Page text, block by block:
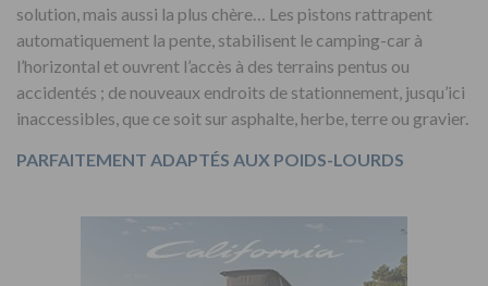
solution, mais aussi la plus chère… Les pistons rattrapent
automatiquement la pente, stabilisent le camping-car à
l’horizontal et ouvrent l’accès à des terrains pentus ou
accidentés ; de nouveaux endroits de stationnement, jusqu’ici
inaccessibles, que ce soit sur asphalte, herbe, terre ou gravier.
PARFAITEMENT ADAPTÉS AUX POIDS-LOURDS